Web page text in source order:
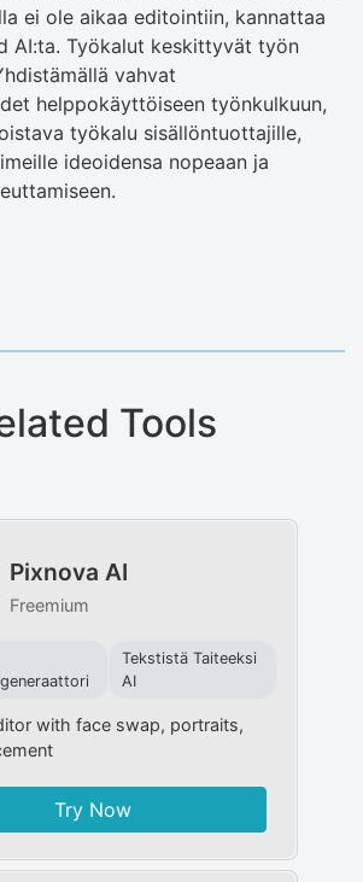
ei ole aikaa editointiin, kannattaa
AI:ta. Työkalut keskittyvät työn
vahvat
helppokäyttöiseen työnkulkuun,
työkalu sisällöntuottajille,
ideoidensa nopeaan ja
Tools
Pixnova AI
Freemium
Tekstistä Taiteeksi
AI
with face swap, portraits,
Try Now